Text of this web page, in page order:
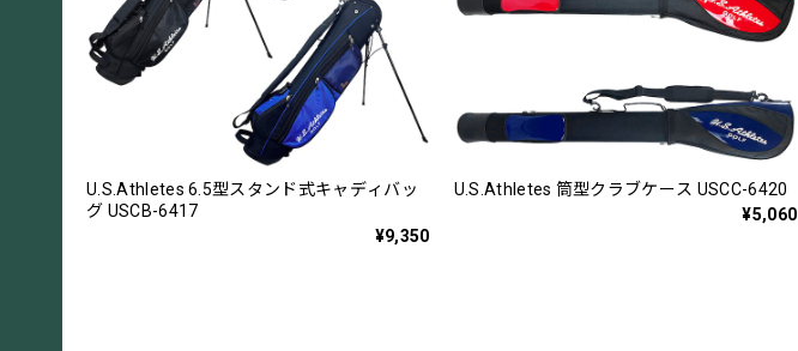
U.S.Athletes 6.5型スタンド式キャディバッ
グ USCB-6417
¥9,350
U.S.Athletes 筒型クラブケース USCC-6420
¥5,060